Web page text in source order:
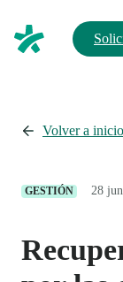
Volver a inicio
GESTIÓN 28